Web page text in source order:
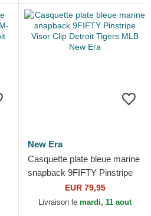
New Era
Casquette plate bleue marine
snapback 9FIFTY Pinstripe
Visor Clip Detroit Tigers MLB
New Era
EUR 79,95
Livraison le mardi, 11 aout